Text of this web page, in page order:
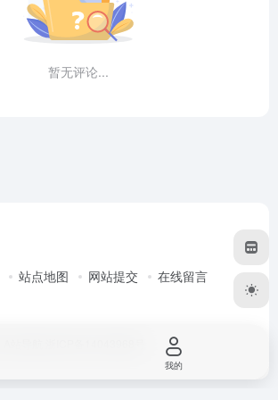
暂无评论...
站点地图 网站提交 在线留言
我的